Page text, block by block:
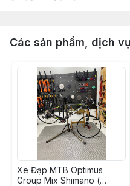
Các sản phẩm, dịch
Xe Đạp MTB Optimus
Group Mix Shimano (